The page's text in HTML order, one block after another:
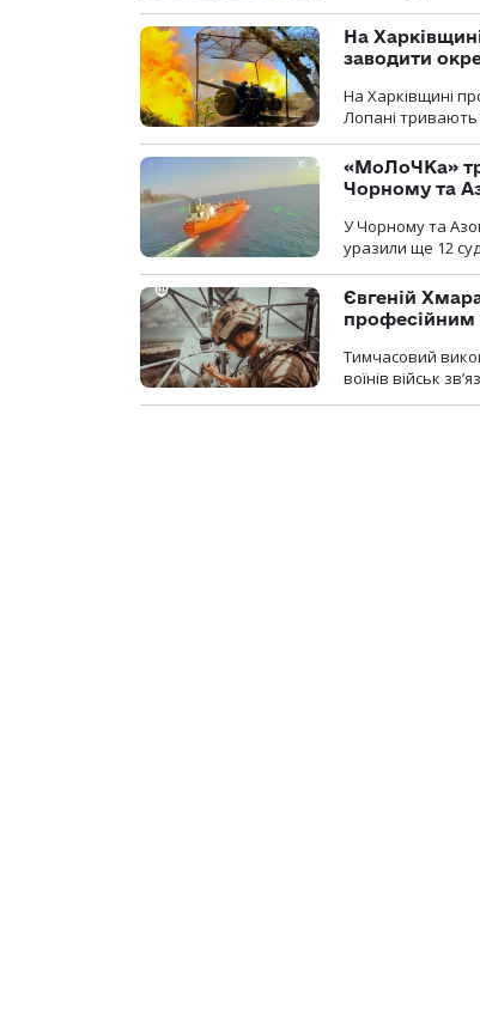
На
заводити
На Харківщині
Лопані тривають
«МоЛоЧКа»
Чорному та
У Чорному та
уразили ще 12
Євгеній Хмара
професійним
Тимчасовий
воїнів військ